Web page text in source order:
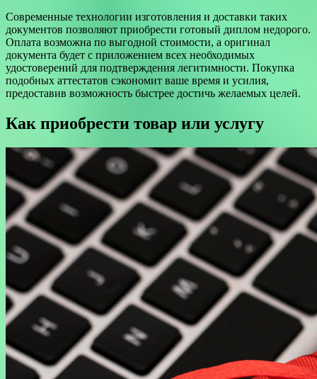
Современные технологии изготовления и доставки таких
документов позволяют приобрести готовый диплом недорого.
Оплата возможна по выгодной стоимости, а оригинал
документа будет с приложением всех необходимых
удостоверений для подтверждения легитимности. Покупка
подобных аттестатов сэкономит ваше время и усилия,
предоставив возможность быстрее достичь желаемых целей.
Как приобрести товар или услугу